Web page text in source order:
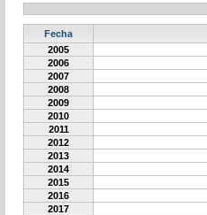
Fecha
2005
2006
2007
2008
2009
2010
2011
2012
2013
2014
2015
2016
2017